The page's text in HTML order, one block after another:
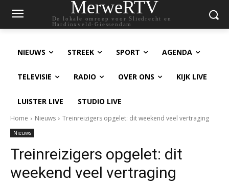
MerweRTV
De lokale omroep voor Sliedrecht en
Hardinxveld-Giessendam
NIEUWS STREEK SPORT AGENDA
TELEVISIE RADIO OVER ONS KIJK LIVE
LUISTER LIVE STUDIO LIVE
Home Nieuws Treinreizigers opgelet: dit weekend veel vertraging
Nieuws
Treinreizigers opgelet: dit
weekend veel vertraging